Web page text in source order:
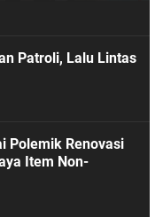
Patroli, Lalu Lintas
Polemik Renovasi
Item Non-